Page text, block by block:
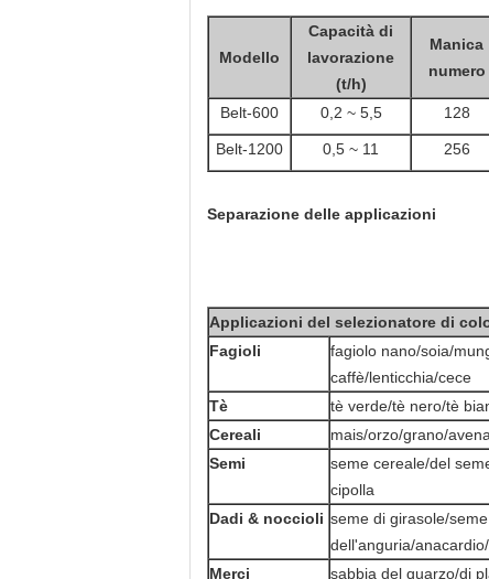
Modello
Capacità di
lavorazione
(t/h)
Manica
numero
Belt-600 0,2 ~ 5,5 128
Belt-1200 0,5 ~ 11 256
Separazione delle applicazioni
Applicazioni del selezionatore di
Fagioli
fagiolo nano/soia/
caffè/lenticchia/cece
Tè
tè verde/tè nero/tè
Cereali
mais/orzo/grano/
Semi
seme cereale/del
cipolla
Dadi & noccioli seme di girasole/
dell'anguria/
Merci
sabbia del quarzo/di